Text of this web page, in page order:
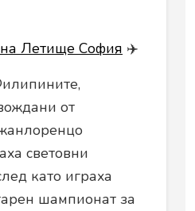
Летище София ✈️
от
световни
като играха
шампионат за